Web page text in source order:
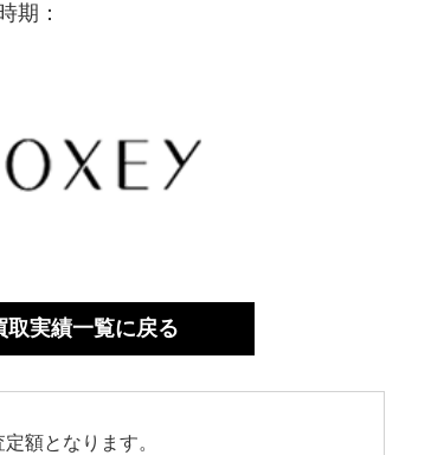
期：
取実績一覧に戻る
額となります。